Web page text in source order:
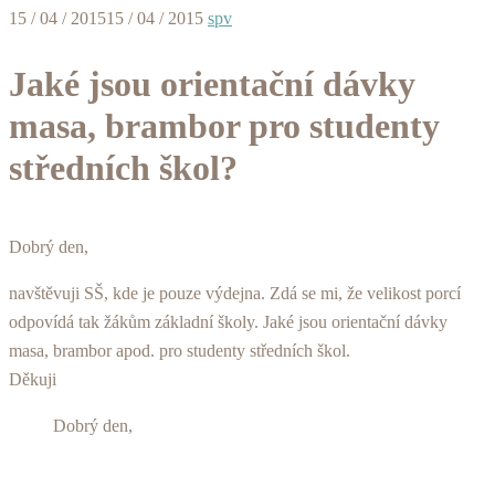
15 / 04 / 201515 / 04 / 2015 spv
Jaké jsou orientační dávky
masa, brambor pro studenty
středních škol?
Dobrý den,
navštěvuji SŠ, kde je pouze výdejna. Zdá se mi, že velikost porcí
odpovídá tak žákům základní školy. Jaké jsou orientační dávky
masa, brambor apod. pro studenty středních škol.
Děkuji
Dobrý den,